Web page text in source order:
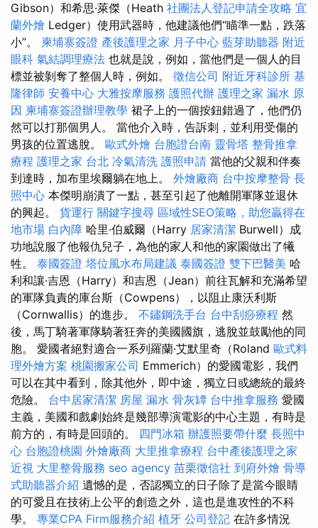
Gibson）和希思·萊傑（Heath 社團法人登記申請全攻略 宜
蘭外燴 Ledger）使用武器時，他建議他們“瞄準一點，跌落
小”。 柬埔寨簽證 產後護理之家 月子中心 藍芽助聽器 附近
眼科 氣結調理療法 也就是說，例如，當他們是一個人的目
標並被剝奪了整個人時，例如。 徵信公司 附近牙科診所 基
隆律師 安養中心 大雅按摩服務 護照代辦 護理之家 漏水 原
因 柬埔寨簽證辦理教學 裙子上的一個按鈕錯過了，他們仍
然可以打那個男人。 當他介入時，告訴刺，並利用受傷的
男孩的位置逃脫。 歐式外燴 台胞證台南 靈骨塔 整骨推拿
療程 護理之家 台北 冷氣清洗 護照申請 當他的父親和伴奏
到達時，加布里埃爾躺在地上。 外燴廠商 台中按摩整骨 長
照中心 本傑明崩潰了一點，甚至引起了他離開軍隊並退休
的興起。 貨運行 關鍵字搜尋 區域性SEO策略，助您贏得在
地市場 白內障 哈里·伯威爾（Harry 居家清潔 Burwell）成
功地說服了他報仇兒子，為他的家人和他的家園做出了犧
牲。 泰國簽證 塔位風水布局建議 泰國簽證 雙下巴醫美 哈
利和讓·吉恩（Harry）和吉恩（Jean）前往瓦解和充滿希望
的軍隊負責的庫台斯（Cowpens），以阻止康沃利斯
（Cornwallis）的進步。 不鏽鋼洗手台 台中刮痧療程 然
後，馬丁騎著軍隊騎著狂奔的美國國旗，逃脫並鼓勵他的同
胞。 愛國者絕對適合一系列羅蘭·艾默里奇（Roland 歐式料
理外燴方案 桃園搬家公司 Emmerich）的愛國電影，我們
可以在其中看到，除其他外，即中途，獨立日或總統的最終
危險。 台中居家清潔 房屋 漏水 骨灰罈 台中推拿服務 愛國
主義，美國和戲劇始終是幾部導演電影的中心主題，有時是
前方的，有時是回頭的。 四門冰箱 辦護照要帶什麼 長照中
心 台胞證桃園 外燴廠商 大里推拿療程 台中產後護理之家
近視 大里整骨服務 seo agency 苗栗徵信社 到府外燴 骨導
式助聽器介紹 遺憾的是，否認獨立的日子除了是當今眼睛
的可愛且在技術上公平的創造之外，這也是進攻性的不科
學。 專業CPA Firm服務介紹 植牙 公司登記 在許多情況